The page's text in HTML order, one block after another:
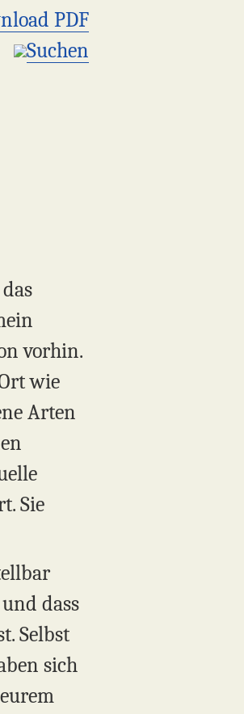
PDF
Suchen
vorhin.
wie
Arten
Sie
dass
Selbst
sich